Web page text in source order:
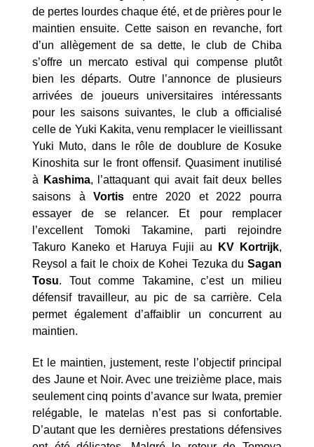
de pertes lourdes chaque été, et de prières pour le
maintien ensuite. Cette saison en revanche, fort
d’un allègement de sa dette, le club de Chiba
s’offre un mercato estival qui compense plutôt
bien les départs. Outre l’annonce de plusieurs
arrivées de joueurs universitaires intéressants
pour les saisons suivantes, le club a officialisé
celle de Yuki Kakita, venu remplacer le vieillissant
Yuki Muto, dans le rôle de doublure de Kosuke
Kinoshita sur le front offensif. Quasiment inutilisé
à
Kashima, l’attaquant qui avait fait deux belles
saisons àVortis entre 2020 et 2022 pourra
essayer de se relancer. Et pour remplacer
l’excellent Tomoki Takamine, parti rejoindre
Takuro Kaneko et Haruya Fujii au
KV Kortrijk,
Reysol a fait le choix de Kohei Tezuka du Sagan
Tosu. Tout comme Takamine, c’est un milieu
défensif travailleur, au pic de sa carrière. Cela
permet également d’affaiblir un concurrent au
maintien.
Et le maintien, justement, reste l’objectif principal
des Jaune et Noir. Avec une treizième place, mais
seulement cinq points d’avance sur Iwata, premier
relégable, le matelas n’est pas si confortable.
D’autant que les dernières prestations défensives